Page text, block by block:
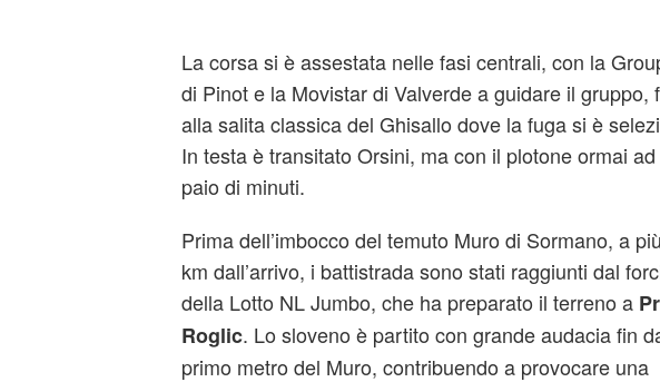
La corsa si è assestata nelle fasi centrali, con la
di Pinot e la Movistar di Valverde a guidare il gruppo,
alla salita classica del Ghisallo dove la fuga si è
In testa è transitato Orsini, ma con il plotone ormai ad
paio di minuti.
Prima dell’imbocco del temuto Muro di Sormano, a
km dall’arrivo, i battistrada sono stati raggiunti dal
della Lotto NL Jumbo, che ha preparato il terreno a
Roglic. Lo sloveno è partito con grande audacia fin
primo metro del Muro, contribuendo a provocare una